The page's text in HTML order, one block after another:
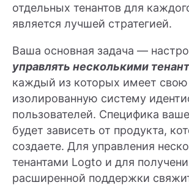
отдельных тенантов для
является лучшей стратегией.
Ваша основная задача —
управлять несколькими
каждый из которых имеет свою
изолированную систему
пользователей. Специфика
будет зависеть от продукта,
создаете. Для управления
тенантами Logto и для
расширенной поддержки